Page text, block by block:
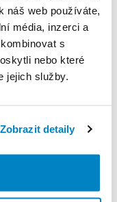
náš web používáte,
média, inzerci a
s
nebo které
jejich služby.
Zobrazit detaily